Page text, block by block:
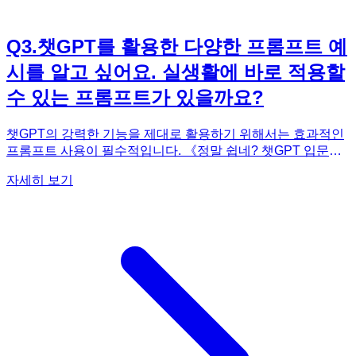
Q3.챗GPT를 활용한 다양한 프롬프트 예
시를 알고 싶어요. 실생활에 바로 적용할
수 있는 프롬프트가 있을까요?
챗GPT의 강력한 기능을 제대로 활용하기 위해서는 효과적인
프롬프트 사용이 필수적입니다. 《정말 쉽네? 챗GPT 입문》
롬프트를 제공하여 독자들이 챗GPT를 다양한 상황에서 활용
생활에 바로 적용할 수 있는 다양한 프롬프트 예시를 제공합니
다. 또한, 각 프롬프트에 대한 자세한 설명과 함께 실제 챗GPT
와의 대화 예시를 제공하여 독자들이 프롬프트를 이해하고 응
용하는 데 도움을 줍니다. 단순히 프롬프트 목록을 제공하는
것에서 그치지 않고, 각 프롬프트가 어떤 원리로 작동하는지,
그리고 어떻게 응용하여 자신만의 프롬프트를 만들 수 있는지
설명합니다. 《정말 쉽네? 챗GPT 입문》을 통해 챗GPT 프롬
자세히 보기